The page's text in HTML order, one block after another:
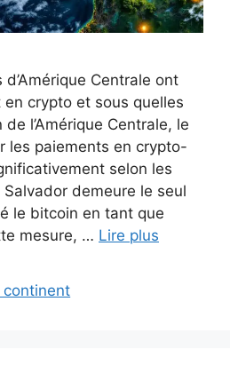
Centrale ont
crypto et sous quelles
l’Amérique Centrale, le
les paiements en crypto-
selon les
demeure le seul
le bitcoin en tant que
mesure, … Lire plus
continent